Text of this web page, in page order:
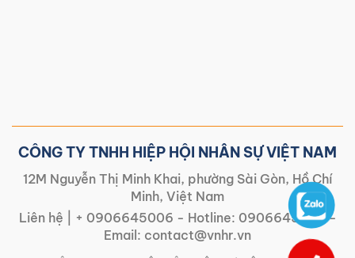
CÔNG TY TNHH HIỆP HỘI NHÂN SỰ VIỆT NAM
12M Nguyễn Thị Minh Khai, phường Sài Gòn, Hồ Chí
Minh, Việt Nam
Liên hệ |
+ 0906645006 - Hotline: 0906645006-
Email: contact@vnhr.vn